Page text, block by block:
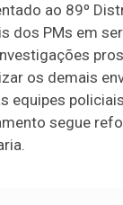
ao 89º
dos PMs em
os demais
equipes
segue